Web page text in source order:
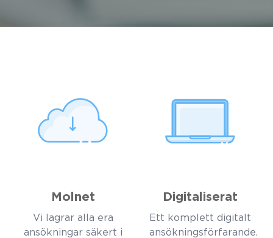
Molnet
Vi lagrar alla era
ansökningar säkert i
Digitaliserat
Ett komplett digitalt
ansökningsförfarande.